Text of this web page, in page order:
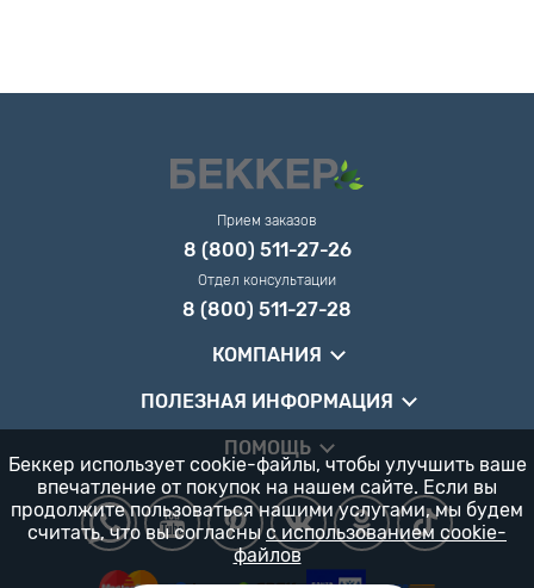
Прием заказов
8 (800) 511-27-26
Отдел консультации
8 (800) 511-27-28
КОМПАНИЯ
ПОЛЕЗНАЯ ИНФОРМАЦИЯ
ПОМОЩЬ
Беккер использует cookie-файлы, чтобы улучшить ваше
впечатление от покупок на нашем сайте. Если вы
продолжите пользоваться нашими услугами, мы будем
считать, что вы согласны с использованием cookie-
файлов